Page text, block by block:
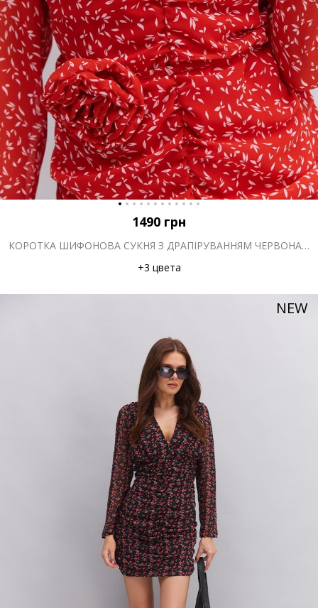
1490 грн
КОРОТКА ШИФОНОВА СУКНЯ З ДРАПІРУВАННЯМ ЧЕРВОНА З РОСЛИННИМ ПРИНТОМ
+3 цвета
NEW